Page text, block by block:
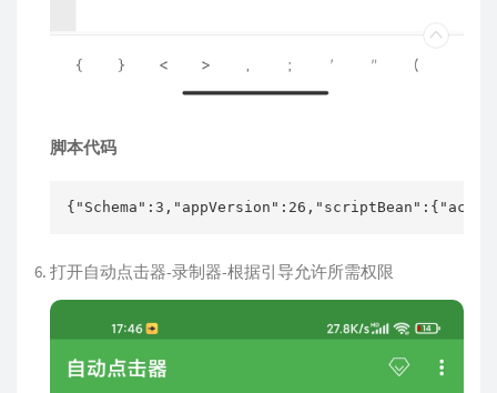
脚本代码
打开自动点击器-录制器-根据引导允许所需权限